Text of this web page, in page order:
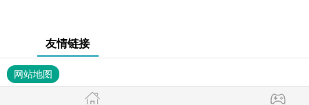
友情链接
网站地图